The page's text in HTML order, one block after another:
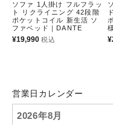
ソファ 1人掛け フルフラッ
ト リクライニング 42段階
ポケットコイル 新生活 ソ
ファベッド｜DANTE
¥19,990 税込 ¥
営業日カレンダー
2026年8月